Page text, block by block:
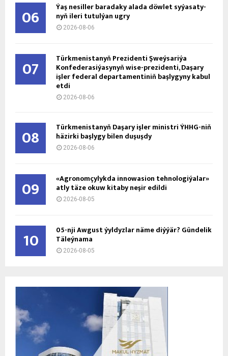
06 Ýaş ne­sil­ler ba­ra­da­ky ala­da döw­let sy­ýa­sa­ty­
nyň ile­ri tu­tul­ýan ug­ry
2026-08-06
07 Türkmenistanyň Prezidenti Şweýsariýa
Konfederasiýasynyň wise-prezidenti, Daşary
işler federal departamentiniň başlygyny kabul
etdi
2026-08-06
08 Türkmenistanyň Daşary işler ministri ÝHHG-niň
häzirki başlygy bilen duşuşdy
2026-08-06
09 «Agronomçylykda innowasion tehnologiýalar»
atly täze okuw kitaby neşir edildi
2026-08-05
10 05-nji Awgust ýyldyzlar näme diýýär? Gündelik
Täleýnama
2026-08-05